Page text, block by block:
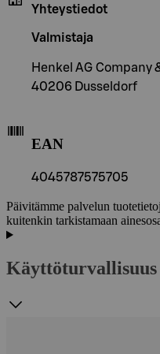
Yhteystiedot
Valmistaja
Henkel AG Company
40206 Dusseldorf
EAN
4045787575705
Päivitämme palvelun
kuitenkin tarkistamaan
Käyttöturvallisuus